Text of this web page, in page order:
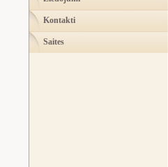
Kontakti
Saites